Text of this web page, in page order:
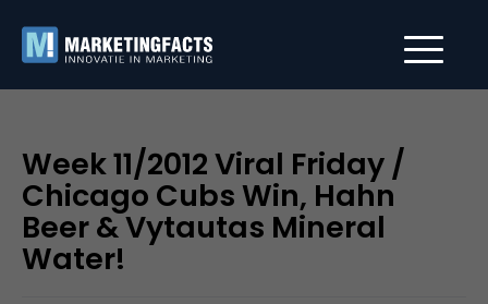
Week 11/2012 Viral Friday /
Chicago Cubs Win, Hahn
Beer & Vytautas Mineral
Water!